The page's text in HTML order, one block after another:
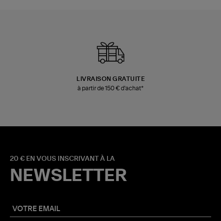
LIVRAISON GRATUITE
à partir de 150 € d'achat*
20 € EN VOUS INSCRIVANT À LA
NEWSLETTER